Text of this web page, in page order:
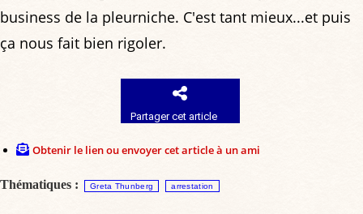
business de la pleurniche. C'est tant mieux...et puis
ça nous fait bien rigoler.
Partager cet article
Obtenir le lien ou envoyer cet article à un ami
Thématiques : Greta Thunberg arrestation